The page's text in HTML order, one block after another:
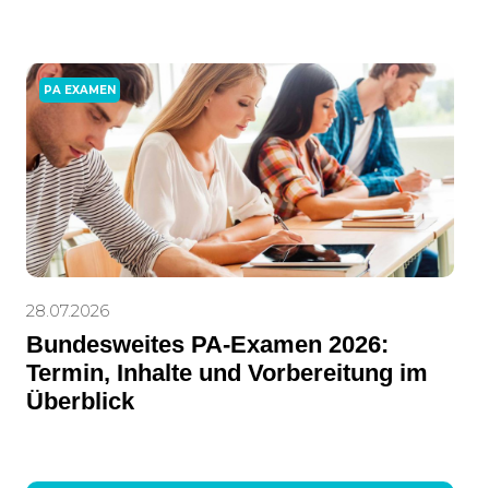
PA EXAMEN
28.07.2026
Bundesweites PA-Examen 2026:
Termin, Inhalte und Vorbereitung im
Überblick